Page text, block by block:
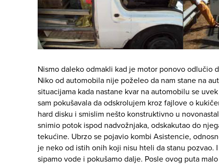
Nismo daleko odmakli kad je motor ponovo odlučio
Niko od automobila nije poželeo da nam stane na
situacijama kada nastane kvar na automobilu se
sam pokušavala da odskrolujem kroz fajlove o
hard disku i smislim nešto konstruktivno u
snimio potok ispod nadvožnjaka, odskakutao do
tekućine. Ubrzo se pojavio kombi Asistencie,
je neko od istih onih koji nisu hteli da stanu pozvao.
sipamo vode i pokušamo dalje. Posle ovog puta